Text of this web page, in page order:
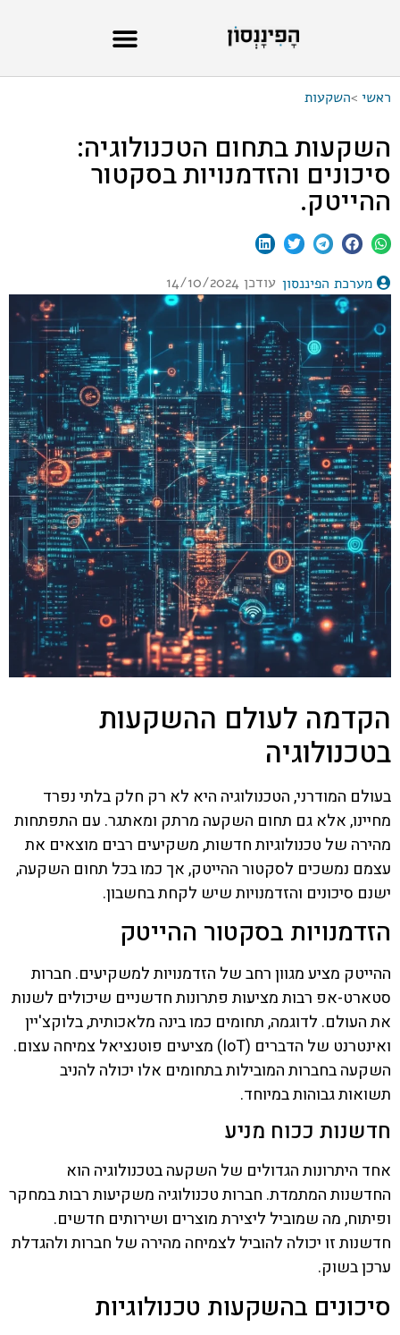
ראשי >השקעות
השקעות בתחום הטכנולוגיה:
סיכונים והזדמנויות בסקטור
ההייטק.
מערכת הפיננסון עודכן 14/10/2024
הקדמה לעולם ההשקעות
בטכנולוגיה
בעולם המודרני, הטכנולוגיה היא לא רק חלק בלתי נפרד
מחיינו, אלא גם תחום השקעה מרתק ומאתגר. עם התפתחות
מהירה של טכנולוגיות חדשות, משקיעים רבים מוצאים את
עצמם נמשכים לסקטור ההייטק, אך כמו בכל תחום השקעה,
ישנם סיכונים והזדמנויות שיש לקחת בחשבון.
הזדמנויות בסקטור ההייטק
ההייטק מציע מגוון רחב של הזדמנויות למשקיעים. חברות
סטארט-אפ רבות מציעות פתרונות חדשניים שיכולים לשנות
את העולם. לדוגמה, תחומים כמו בינה מלאכותית, בלוקצ'יין
ואינטרנט של הדברים (IoT) מציעים פוטנציאל צמיחה עצום.
השקעה בחברות המובילות בתחומים אלו יכולה להניב
תשואות גבוהות במיוחד.
חדשנות ככוח מניע
אחד היתרונות הגדולים של השקעה בטכנולוגיה הוא
החדשנות המתמדת. חברות טכנולוגיה משקיעות רבות במחקר
ופיתוח, מה שמוביל ליצירת מוצרים ושירותים חדשים.
חדשנות זו יכולה להוביל לצמיחה מהירה של חברות ולהגדלת
ערכן בשוק.
סיכונים בהשקעות טכנולוגיות